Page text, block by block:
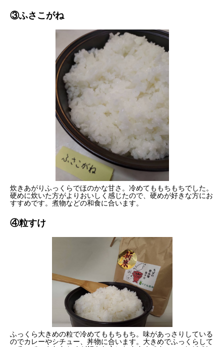
③ふさこがね
炊きあがりふっくらでほのかな甘さ。冷めてももちもちでした。
硬めに炊いた方がよりおいしく感じたので、硬めが好きな方にお
すすめです。煮物などの和食に合います。
④粒すけ
ふっくら大きめの粒で冷めてももちもち。味があっさりしている
のでカレーやシチュー、丼物に合います。大きめでふっくらして